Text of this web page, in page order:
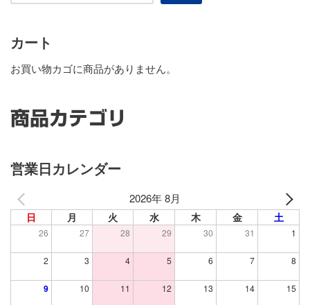
カート
お買い物カゴに商品がありません。
商品カテゴリ
営業日カレンダー
2026年 8月
日 月 火 水 木 金 土
26 27 28 29 30 31 1
2 3 4 5 6 7 8
9 10 11 12 13 14 15